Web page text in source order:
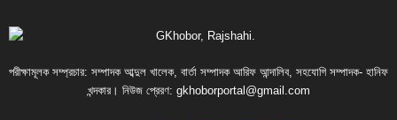
পরীক্ষামূলক সম্প্রচার: সম্পাদক আব্দুল খালেক, বার্তা সম্পাদক আরিফ আন্দালিব, সহযোগি সম্পাদক- হানিফ
খন্দকার। নিউজ প্রেরণ: gkhoborportal@gmail.com